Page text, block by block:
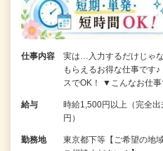
仕事内容
実は…入力するだけじゃ
もらえるお得な仕事です
スでOK！ ▼こんなお仕
給与
時給1,500円以上（完全
円）
勤務地
東京都下等【ご希望の地